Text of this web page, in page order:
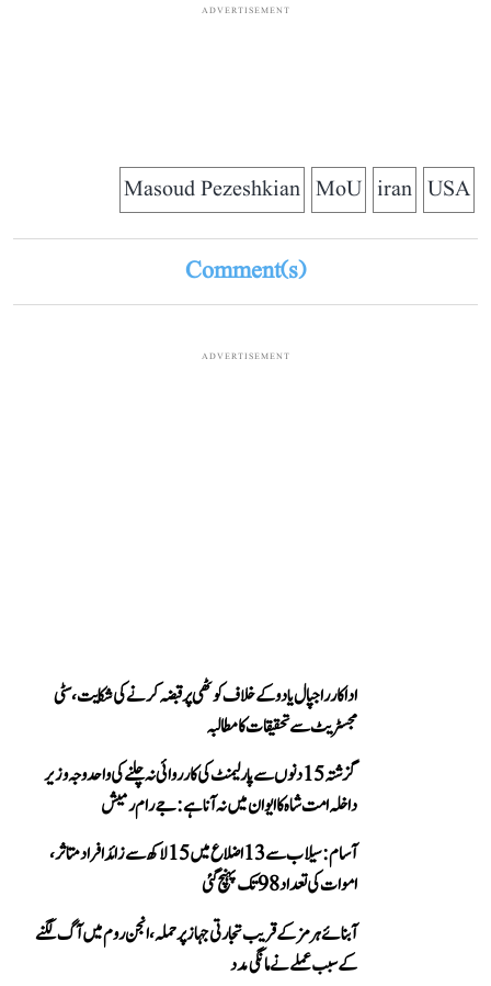
ADVERTISEMENT
USA
iran
MoU
Masoud Pezeshkian
Comment(s)
ADVERTISEMENT
اداکار راجپال یادو کے خلاف کوٹھی پر قبضہ کرنے کی شکایت، سٹی
مجسٹریٹ سے تحقیقات کا مطالبہ
گزشتہ 15 دنوں سے پارلیمنٹ کی کارروائی نہ چلنے کی واحد وجہ وزیر
داخلہ امت شاہ کا ایوان میں نہ آنا ہے: جے رام رمیش
آسام: سیلاب سے 13 اضلاع میں 15 لاکھ سے زائد افراد متاثر،
اموات کی تعداد 98 تک پہنچ گئی
آبنائے ہرمز کے قریب تجارتی جہاز پر حملہ، انجن روم میں آگ لگنے
کے سبب عملے نے مانگی مدد